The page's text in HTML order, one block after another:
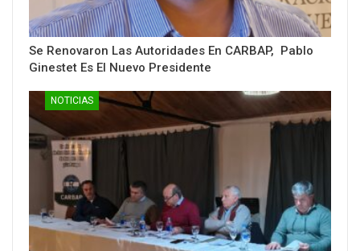
Se Renovaron Las Autoridades En CARBAP, Pablo
Ginestet Es El Nuevo Presidente
NOTICIAS